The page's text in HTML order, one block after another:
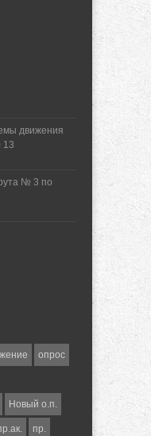
движения
13
№ 3 по
опрос
Новый о.п.
пр.